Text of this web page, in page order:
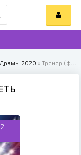
Драмы 2020 » Тренер (фильм 2018)